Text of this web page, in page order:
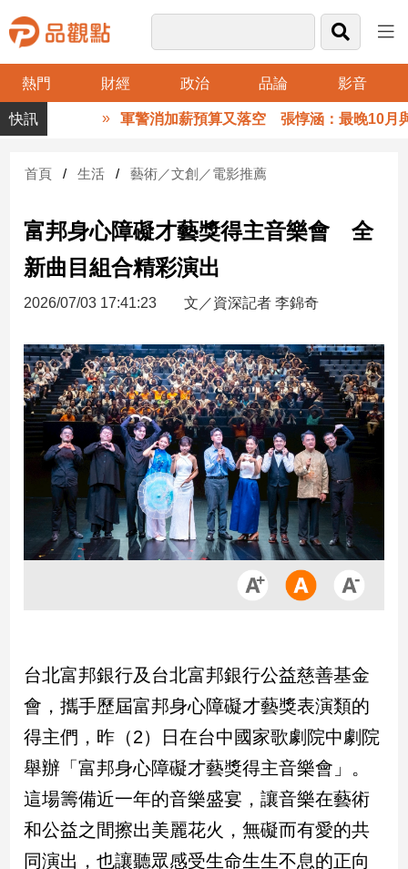
熱門 財經 政治 品論 影音
品
觀
財
台
灣
財
新
產
經/
股
市
品
政
治
點
品
觀
點
民
軍警消加薪預算又落空 張惇涵：最晚10月與立
首頁 生活 藝術／文創／電影推薦
富邦身心障礙才藝獎得主音樂會 全
新曲目組合精彩演出
2026/07/03 17:41:23 文／資深記者 李錦奇
台北富邦銀行及台北富邦銀行公益慈善基金
會，攜手歷屆富邦身心障礙才藝獎表演類的
得主們，昨（2）日在台中國家歌劇院中劇院
舉辦「富邦身心障礙才藝獎得主音樂會」。
這場籌備近一年的音樂盛宴，讓音樂在藝術
和公益之間擦出美麗花火，無礙而有愛的共
同演出，也讓聽眾感受生命生生不息的正向